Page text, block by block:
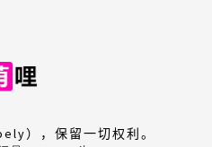
），保留一切权利。